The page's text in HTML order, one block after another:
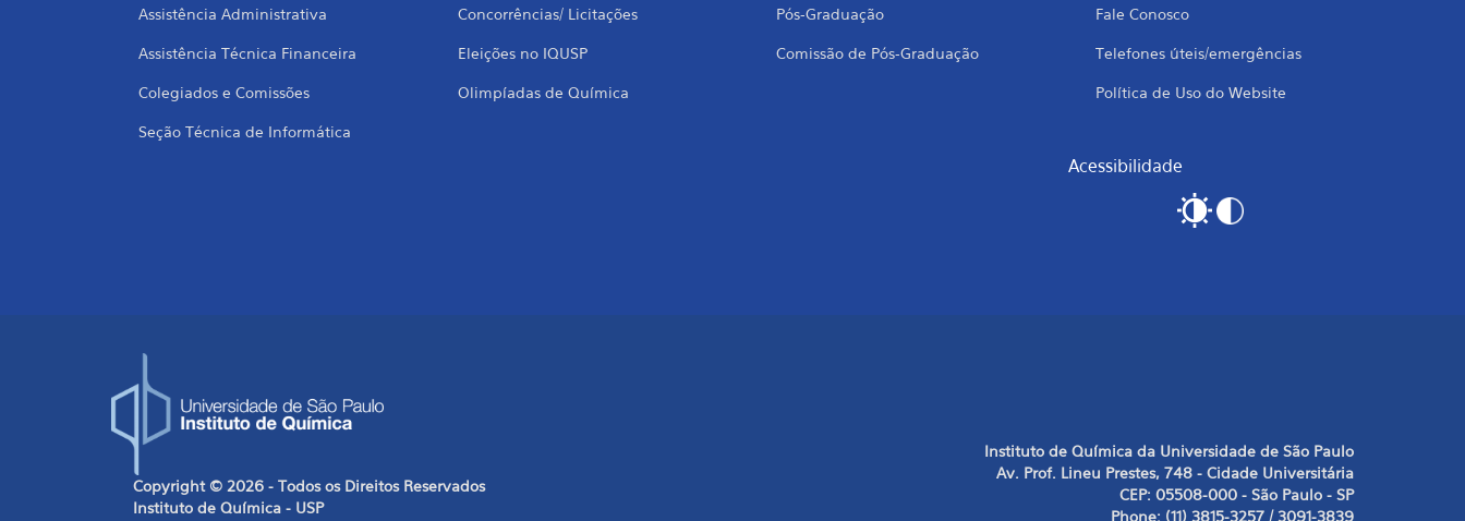
Assistência Administrativa
Assistência Técnica Financeira
Colegiados e Comissões
Seção Técnica de Informática
Concorrências/ Licitações
Eleições no IQUSP
Olimpíadas de Química
Pós-Graduação
Comissão de Pós-Graduação
Fale Conosco
Telefones úteis/emergências
Política de Uso do Website
Acessibilidade
Copyright © 2026 - Todos os Direitos Reservados
Instituto de Química - USP
Instituto de Química da Universidade de São Paulo
Av. Prof. Lineu Prestes, 748 - Cidade Universitária
CEP: 05508-000 - São Paulo - SP
Phone: (11) 3815-3257 / 3091-3839